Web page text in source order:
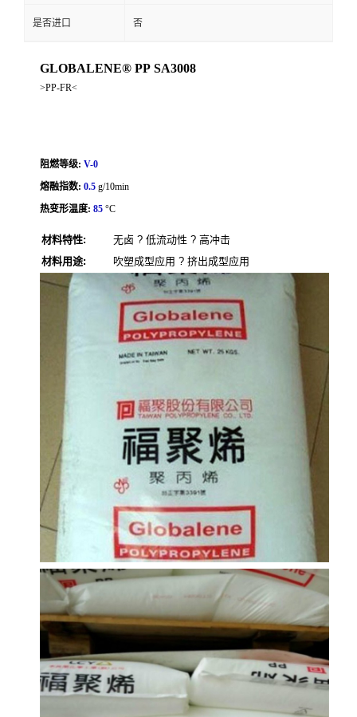
是否进口 否
GLOBALENE® PP SA3008
>PP-FR<
阻燃等级: V-0
熔融指数: 0.5 g/10min
热变形温度: 85 °C
材料特性:
无卤 ? 低流动性 ? 高冲击
材料用途:
吹塑成型应用 ? 挤出成型应用